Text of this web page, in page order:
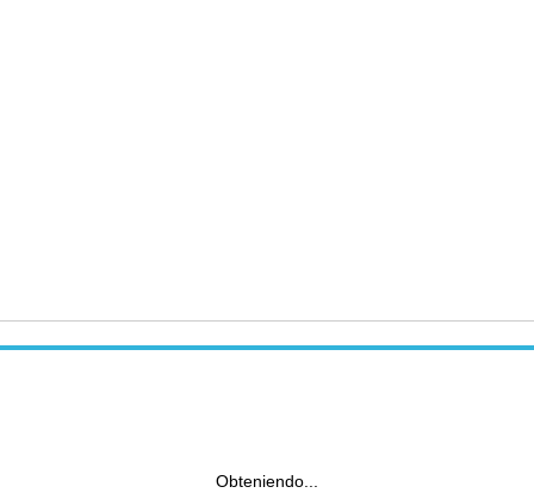
Obteniendo...